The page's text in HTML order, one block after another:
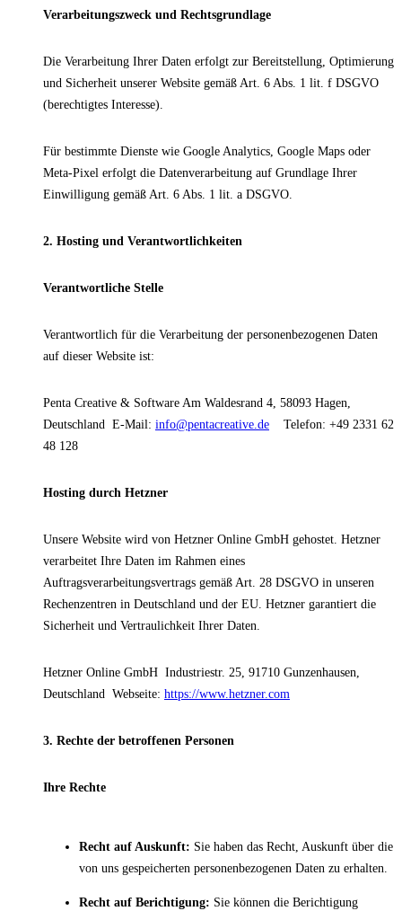
Verarbeitungszweck und Rechtsgrundlage
Die Verarbeitung Ihrer Daten erfolgt zur Bereitstellung, Optimierung
und Sicherheit unserer Website gemäß Art. 6 Abs. 1 lit. f DSGVO
(berechtigtes Interesse).
Für bestimmte Dienste wie Google Analytics, Google Maps oder
Meta-Pixel erfolgt die Datenverarbeitung auf Grundlage Ihrer
Einwilligung gemäß Art. 6 Abs. 1 lit. a DSGVO.
2. Hosting und Verantwortlichkeiten
Verantwortliche Stelle
Verantwortlich für die Verarbeitung der personenbezogenen Daten
auf dieser Website ist:
Penta Creative & Software Am Waldesrand 4, 58093 Hagen,
Deutschland E-Mail: info@pentacreative.de
Telefon: +49 2331 62
48 128
Hosting durch Hetzner
Unsere Website wird von Hetzner Online GmbH gehostet. Hetzner
verarbeitet Ihre Daten im Rahmen eines
Auftragsverarbeitungsvertrags gemäß Art. 28 DSGVO in unseren
Rechenzentren in Deutschland und der EU. Hetzner garantiert die
Sicherheit und Vertraulichkeit Ihrer Daten.
Hetzner Online GmbH Industriestr. 25, 91710 Gunzenhausen,
Deutschland Webseite: https://www.hetzner.com
3. Rechte der betroffenen Personen
Ihre Rechte
Recht auf Auskunft: Sie haben das Recht, Auskunft über die
von uns gespeicherten personenbezogenen Daten zu erhalten.
Recht auf Berichtigung: Sie können die Berichtigung